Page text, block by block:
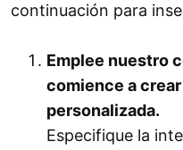
continuación para
Emplee nuestro
comience a
personalizada.
Especifique la